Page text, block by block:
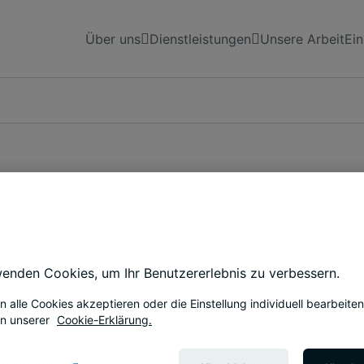
Über uns Dienstleistungen Unsere Arbeit
besser zu arbeiten und besser zu
aus aller Welt, von einzigartigen
Cookies, um Ihr Benutzererlebnis zu verbessern.
alle Cookies akzeptieren oder die Einstellung individuell
unserer Cookie-Erklärung.